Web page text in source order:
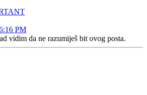
PM
vidim da ne razumiješ bit ovog posta.